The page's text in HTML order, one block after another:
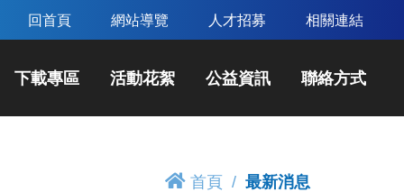
回首頁 網站導覽 人才招募 相關連結
下載專區 活動花絮 公益資訊 聯絡方式
首頁 最新消息